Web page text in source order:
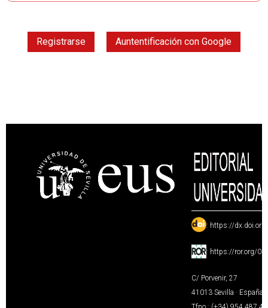
Registrarse Auntentificación con Google
: https://
: https://ror.org/
C/ Porvenir, 27
41013 Sevilla · España